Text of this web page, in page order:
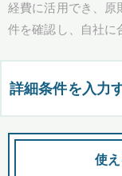
経費に活用でき、原
件を確認し、自社に
詳細条件を入力
都道府県
使